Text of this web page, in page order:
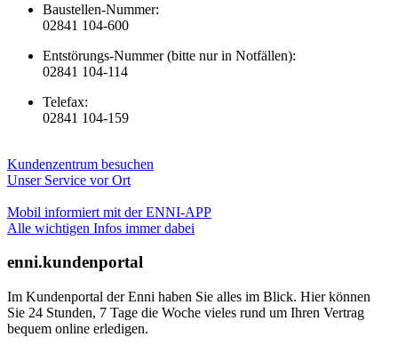
Baustellen-Nummer:
02841 104-600
Entstörungs-Nummer (bitte nur in Notfällen):
02841 104-114
Telefax:
02841 104-159
Kundenzentrum besuchen
Unser Service vor Ort
Mobil informiert mit der ENNI-APP
Alle wichtigen Infos immer dabei
enni.kundenportal
Im Kundenportal der Enni haben Sie alles im Blick. Hier können
Sie 24 Stunden, 7 Tage die Woche vieles rund um Ihren Vertrag
bequem online erledigen.